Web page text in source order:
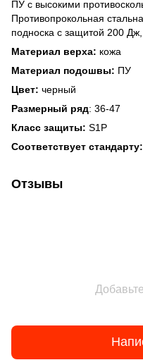
ПУ с высокими
Противопрокольная
подноска с защитой 200
Материал верха: кожа
Материал подошвы: ПУ
Цвет: черный
Размерный ряд: 36-47
Класс защиты: S1P
Соответствует стандарту:
Отзывы